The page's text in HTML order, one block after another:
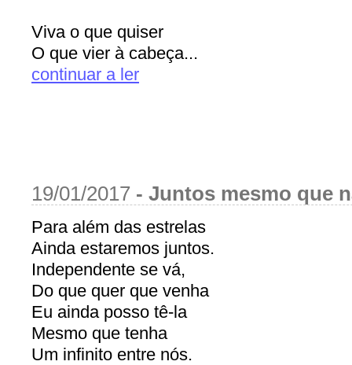
Viva o que quiser
O que vier à cabeça...
continuar a ler
19/01/2017 - Juntos mesmo que
Para além das estrelas
Ainda estaremos juntos.
Independente se vá,
Do que quer que venha
Eu ainda posso tê-la
Mesmo que tenha
Um infinito entre nós.